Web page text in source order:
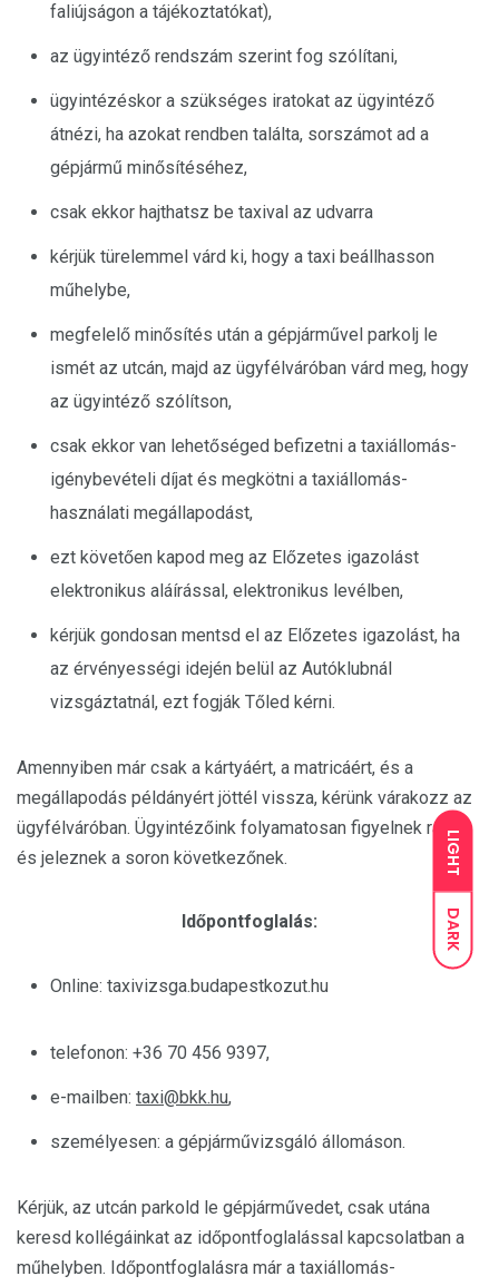
LIGHT
DARK
faliújságon a tájékoztatókat),
az ügyintéző rendszám szerint fog szólítani,
ügyintézéskor a szükséges iratokat az ügyintéző
átnézi, ha azokat rendben találta, sorszámot ad a
gépjármű minősítéséhez,
csak ekkor hajthatsz be taxival az udvarra
kérjük türelemmel várd ki, hogy a taxi beállhasson
műhelybe,
megfelelő minősítés után a gépjárművel parkolj le
ismét az utcán, majd az ügyfélváróban várd meg, hogy
az ügyintéző szólítson,
csak ekkor van lehetőséged befizetni a taxiállomás-
igénybevételi díjat és megkötni a taxiállomás-
használati megállapodást,
ezt követően kapod meg az Előzetes igazolást
elektronikus aláírással, elektronikus levélben,
kérjük gondosan mentsd el az Előzetes igazolást, ha
az érvényességi idején belül az Autóklubnál
vizsgáztatnál, ezt fogják Tőled kérni.
Amennyiben már csak a kártyáért, a matricáért, és a
megállapodás példányért jöttél vissza, kérünk várakozz az
ügyfélváróban. Ügyintézőink folyamatosan figyelnek rátok
és jeleznek a soron következőnek.
Időpontfoglalás:
Online: taxivizsga.budapestkozut.hu
telefonon: +36 70 456 9397,
e-mailben: taxi@bkk.hu,
személyesen: a gépjárművizsgáló állomáson.
Kérjük, az utcán parkold le gépjárművedet, csak utána
keresd kollégáinkat az időpontfoglalással kapcsolatban a
műhelyben. Időpontfoglalásra már a taxiállomás-